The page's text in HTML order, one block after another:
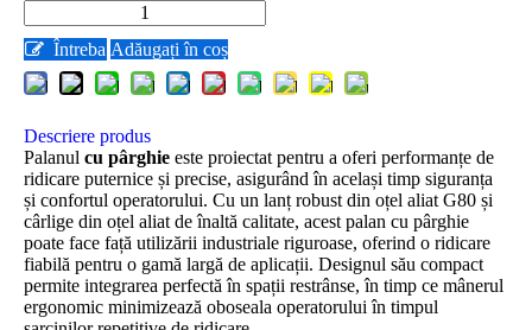
Întreba Adăugați în coș
Descriere produs
Palanul cu pârghie este proiectat pentru a oferi performanțe de
ridicare puternice și precise, asigurând în același timp siguranța
și confortul operatorului. Cu un lanț robust din oțel aliat G80 și
cârlige din oțel aliat de înaltă calitate, acest palan cu pârghie
poate face față utilizării industriale riguroase, oferind o ridicare
fiabilă pentru o gamă largă de aplicații. Designul său compact
permite integrarea perfectă în spații restrânse, în timp ce mânerul
ergonomic minimizează oboseala operatorului în timpul